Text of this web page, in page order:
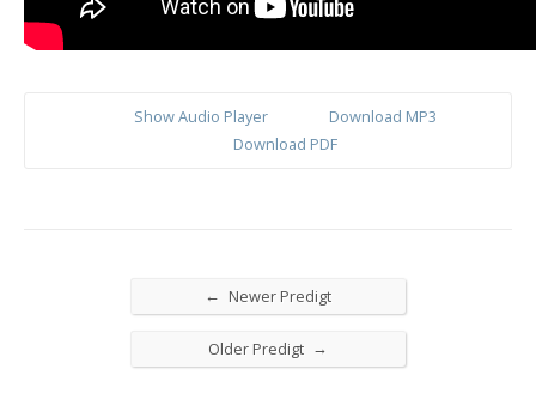
Show Audio Player
Download MP3
Download PDF
← Newer Predigt
Older Predigt →